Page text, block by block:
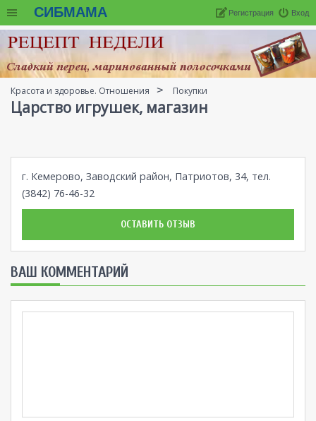
СИБМАМА Вход
Регистрация
Красота и здоровье. Отношения Покупки
Царство игрушек, магазин
г. Кемерово, Заводский район, Патриотов, 34, тел.
(3842) 76-46-32
ОСТАВИТЬ ОТЗЫВ
ВАШ КОММЕНТАРИЙ